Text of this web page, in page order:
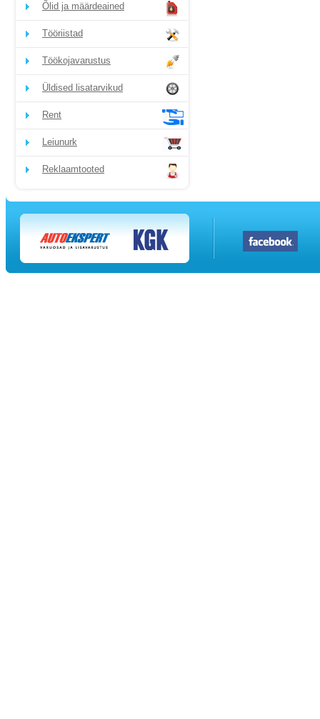
Õlid ja määrdeained
Tööriistad
Töökojavarustus
Üldised lisatarvikud
Rent
Leiunurk
Reklaamtooted